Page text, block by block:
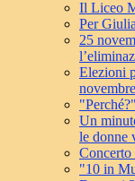
Il Liceo
Per
25
Elezioni
Un
le donne
Concerto
"10 in